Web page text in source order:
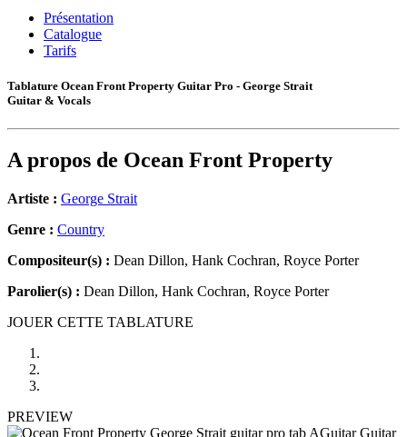
Présentation
Catalogue
Tarifs
Tablature Ocean Front Property Guitar Pro - George Strait
Guitar & Vocals
A propos de Ocean Front Property
Artiste : George Strait
Genre : Country
Compositeur(s) : Dean Dillon, Hank Cochran, Royce Porter
Parolier(s) : Dean Dillon, Hank Cochran, Royce Porter
JOUER CETTE TABLATURE
PREVIEW